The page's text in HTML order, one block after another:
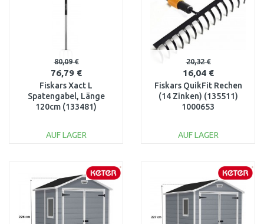
80,09 €
76,79 €
Fiskars Xact L
Spatengabel, Länge
120cm (133481)
AUF LAGER
WARENKORB
Vergleichen
20,32 €
16,04 €
Fiskars QuikFit Rechen
(14 Zinken) (135511)
1000653
AUF LAGER
WARENKORB
Vergleichen